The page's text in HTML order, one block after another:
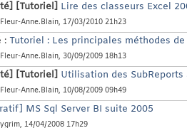
[Tutoriel] Lire des classeurs Excel
Fleur-Anne.Blain, 17/03/2010 21h23
: Tutoriel : Les principales méthodes
Fleur-Anne.Blain, 30/09/2009 18h13
[Tutoriel] Utilisation des SubReports
Fleur-Anne.Blain, 10/08/2009 09h49
MS Sql Server BI suite 2005
ygrim, 14/04/2008 17h29